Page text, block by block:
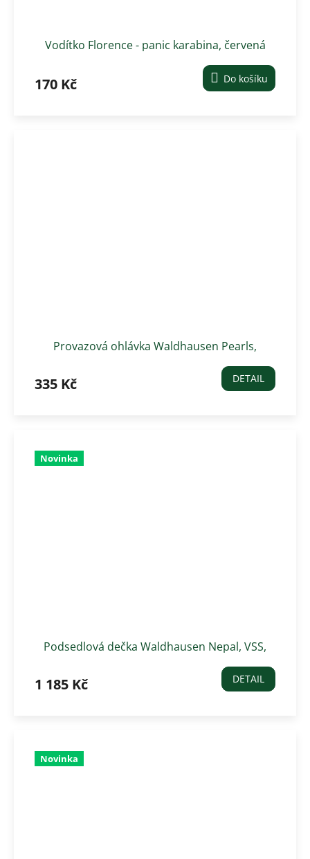
Vodítko Florence - panic karabina, červená
170 Kč Do košíku
Provazová ohlávka Waldhausen Pearls,
335 Kč DETAIL
Novinka
Podsedlová dečka Waldhausen Nepal, VSS,
1 185 Kč DETAIL
Novinka